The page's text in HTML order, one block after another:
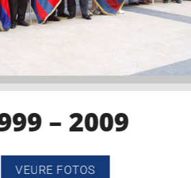
– 2009
VEURE FOTOS